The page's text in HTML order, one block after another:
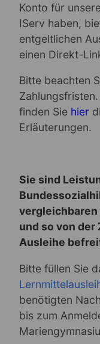
Konto für
IServ haben,
entgeltlichen
einen Direkt-
Bitte beachten
finden Sie hier
Erläuterungen.
Sie sind
und so von der
Ausleihe
Bitte füllen Sie
benötigten
bis zum